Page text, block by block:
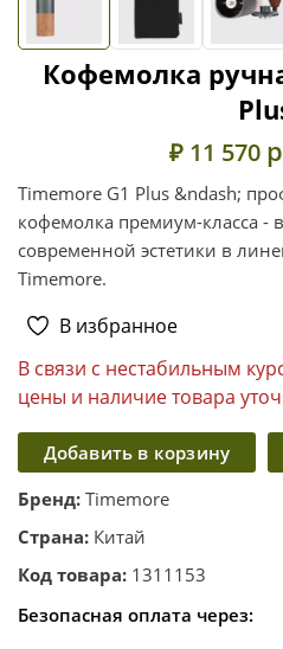
Кофемолка
₽ 11 570
Timemore G1 Plus &ndash;
кофемолка премиум-класса -
современной эстетики в
Timemore.
В избранное
В связи с нестабильным
цены и наличие товара
Добавить в корзину
Бренд: Timemore
Страна: Китай
Код товара: 1311153
Безопасная оплата через: